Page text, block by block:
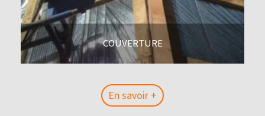
COUVERTURE
En savoir +